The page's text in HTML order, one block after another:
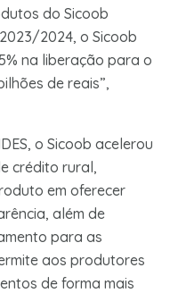
do Sicoob
2024, o Sicoob
na liberação para o
de reais”,
o Sicoob acelerou
crédito rural,
em oferecer
além de
para as
aos produtores
de forma mais